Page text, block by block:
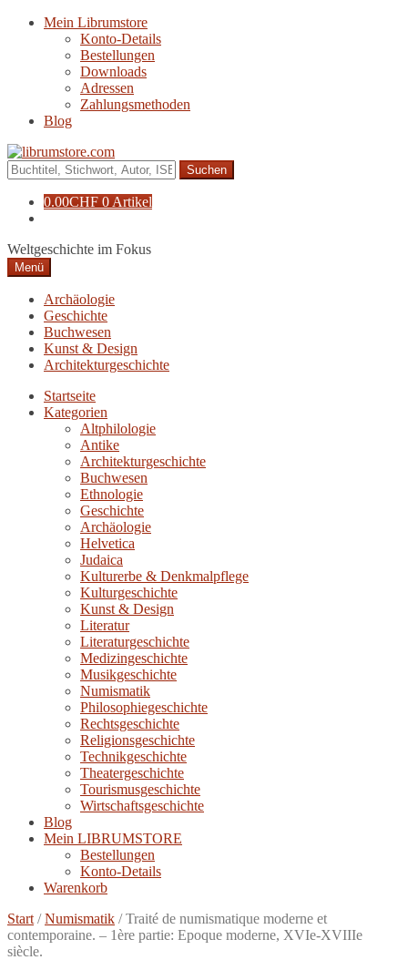
Navigation
Zum
Mein Librumstore
Konto-Details
Bestellungen
Downloads
Adressen
Zahlungsmethoden
Blog
Suche
nach:
0.00CHF 0 Artikel
Weltgeschichte im Fokus
Menü
Archäologie
Geschichte
Buchwesen
Kunst & Design
Architekturgeschichte
Startseite
Kategorien
Altphilologie
Antike
Architekturgeschichte
Buchwesen
Ethnologie
Geschichte
Archäologie
Helvetica
Judaica
Kulturerbe & Denkmalpflege
Kulturgeschichte
Kunst & Design
Literatur
Literaturgeschichte
Medizingeschichte
Musikgeschichte
Numismatik
Philosophiegeschichte
Rechtsgeschichte
Religionsgeschichte
Technikgeschichte
Theatergeschichte
Tourismusgeschichte
Wirtschaftsgeschichte
Blog
Mein LIBRUMSTORE
Bestellungen
Konto-Details
Warenkorb
Start /Numismatik /Traité de numismatique moderne et
contemporaine. – 1ère partie: Epoque moderne, XVIe-XVIIIe
siècle.